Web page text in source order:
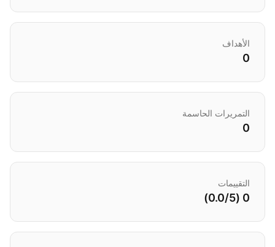
الأهداف
0
التمريرات الحاسمة
0
التقييمات
0 (0.0/5)